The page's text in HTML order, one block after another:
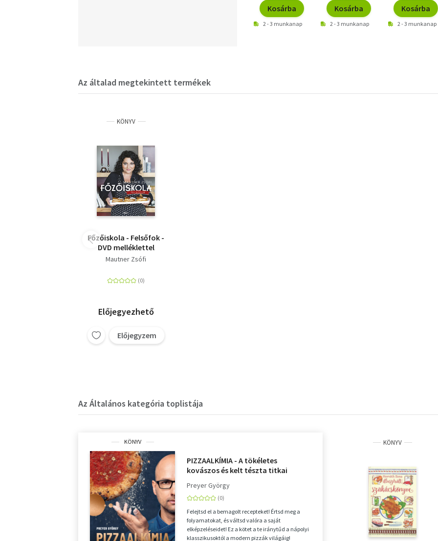
Kosárba
2 - 3 munkanap
Kosárba
2 - 3 munkanap
Kosárba
2 - 3 munkanap
Az általad megtekintett termékek
KÖNYV
Főzőiskola - Felsőfok -
DVD melléklettel
Mautner Zsófi
Előjegyezhető
Előjegyzem
Az Általános kategória toplistája
KÖNYV
PIZZAALKÍMIA - A tökéletes
kovászos és kelt tészta titkai
Preyer György
Felejtsd el a bemagolt recepteket! Értsd meg a
folyamatokat, és váltsd valóra a saját
elképzeléseidet! Ez a kötet a te iránytűd a nápolyi
klasszikusoktól a modern pizzák világáig!
KÖNYV